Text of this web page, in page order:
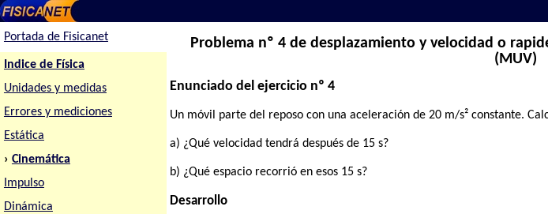
Portada de Fisicanet
Indice de Física
Unidades y medidas
Errores y mediciones
Estática
› Cinemática
Impulso
Dinámica
Problema nº 4 de desplazamiento y velocidad o
(MUV)
Enunciado del ejercicio nº 4
Un móvil parte del reposo con una aceleración de 20 m/s² constante.
a) ¿Qué velocidad tendrá después de 15 s?
b) ¿Qué espacio recorrió en esos 15 s?
Desarrollo